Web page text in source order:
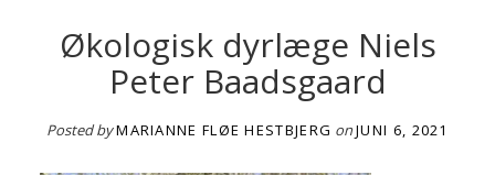
Økologisk dyrlæge Niels
Peter Baadsgaard
Posted byMARIANNE FLØE HESTBJERG onJUNI 6, 2021